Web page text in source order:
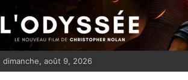
i
p
tdimanche, août 9, 2026